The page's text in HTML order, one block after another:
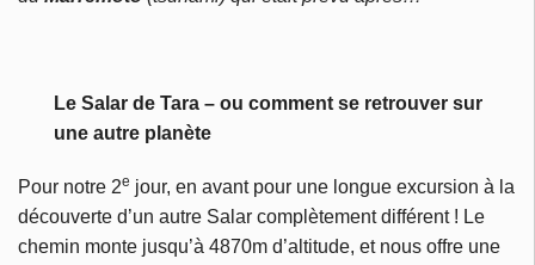
Le Salar de Tara – ou comment se retrouver sur
une autre planète
Pour notre 2e jour, en avant pour une longue excursion à la
découverte d’un autre Salar complètement différent ! Le
chemin monte jusqu’à 4870m d’altitude, et nous offre une